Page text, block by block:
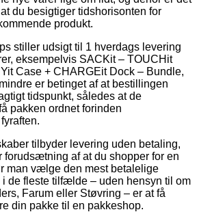
du besigtiger tidshorisonten for
produkt.
stiller udsigt til 1 hverdags levering
eksempelvis SACKit – TOUCHit
Case + CHARGEit Dock – Bundle,
er betinget af at bestillingen
tidspunkt, således at de
pakken ordnet forinden
tilbyder levering uden betaling,
forudsætning af at du shopper for en
man vælge den mest betalelige
i de fleste tilfælde – uden hensyn til om
Farum eller Støvring – er at få
din pakke til en pakkeshop.